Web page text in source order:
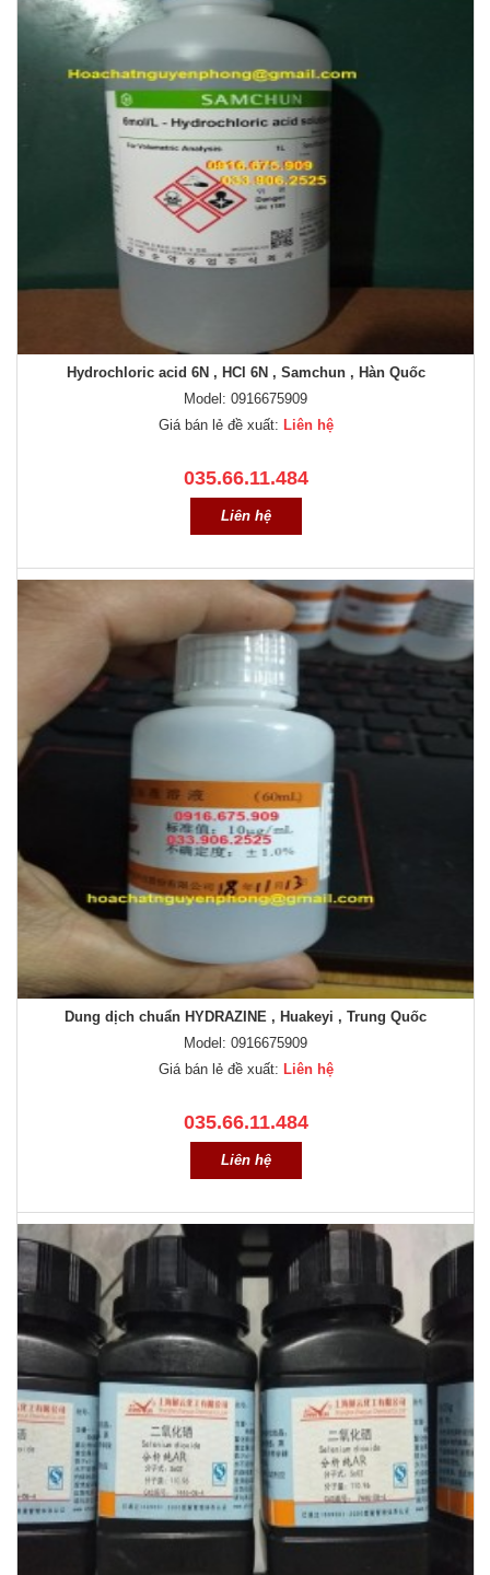
Hydrochloric acid 6N , HCl 6N , Samchun , Hàn Quốc
Model: 0916675909
Giá bán lẻ đề xuất: Liên hệ
035.66.11.484
Liên hệ
Dung dịch chuẩn HYDRAZINE , Huakeyi , Trung Quốc
Model: 0916675909
Giá bán lẻ đề xuất: Liên hệ
035.66.11.484
Liên hệ